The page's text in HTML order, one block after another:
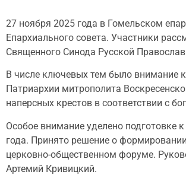
27 ноября 2025 года в Гомельском
Епархиального совета. Участники
Священного Синода Русской
В числе ключевых тем было внимание
Патриархии митрополита
наперсных крестов в соответствии с
Особое внимание уделено
года. Принято решение о
церковно-общественном форуме.
Артемий Кривицкий.